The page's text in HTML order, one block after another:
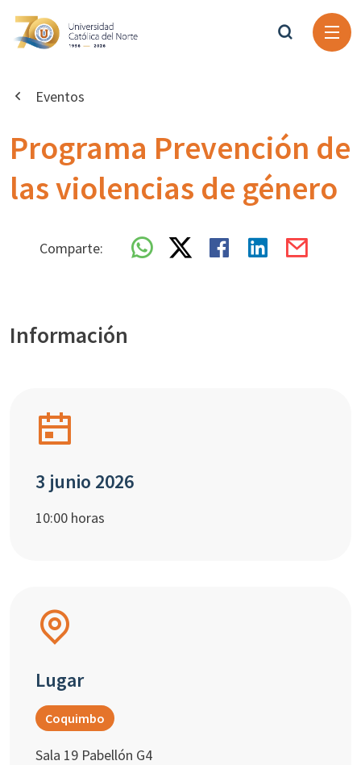
Eventos
Programa Prevención de
las violencias de género
Comparte:
Información
3 junio 2026
10:00 horas
Lugar
Coquimbo
Sala 19 Pabellón G4